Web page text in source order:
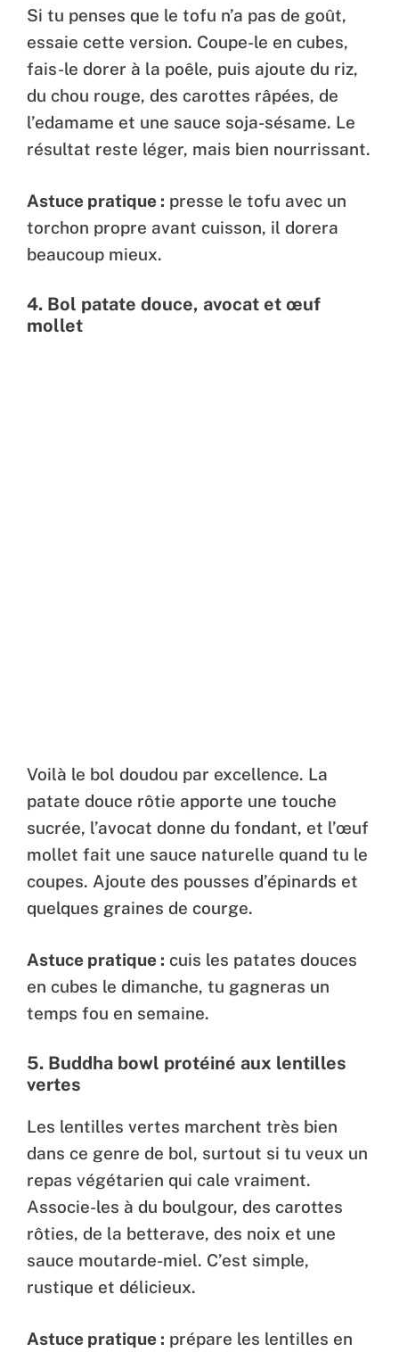
Si tu penses que le tofu n’a pas de goût,
essaie cette version. Coupe-le en cubes,
fais-le dorer à la poêle, puis ajoute du riz,
du chou rouge, des carottes râpées, de
l’edamame et une sauce soja-sésame. Le
résultat reste léger, mais bien nourrissant.
Astuce pratique : presse le tofu avec un
torchon propre avant cuisson, il dorera
beaucoup mieux.
4. Bol patate douce, avocat et œuf
mollet
Voilà le bol doudou par excellence. La
patate douce rôtie apporte une touche
sucrée, l’avocat donne du fondant, et l’œuf
mollet fait une sauce naturelle quand tu le
coupes. Ajoute des pousses d’épinards et
quelques graines de courge.
Astuce pratique : cuis les patates douces
en cubes le dimanche, tu gagneras un
temps fou en semaine.
5. Buddha bowl protéiné aux lentilles
vertes
Les lentilles vertes marchent très bien
dans ce genre de bol, surtout si tu veux un
repas végétarien qui cale vraiment.
Associe-les à du boulgour, des carottes
rôties, de la betterave, des noix et une
sauce moutarde-miel. C’est simple,
rustique et délicieux.
Astuce pratique : prépare les lentilles en